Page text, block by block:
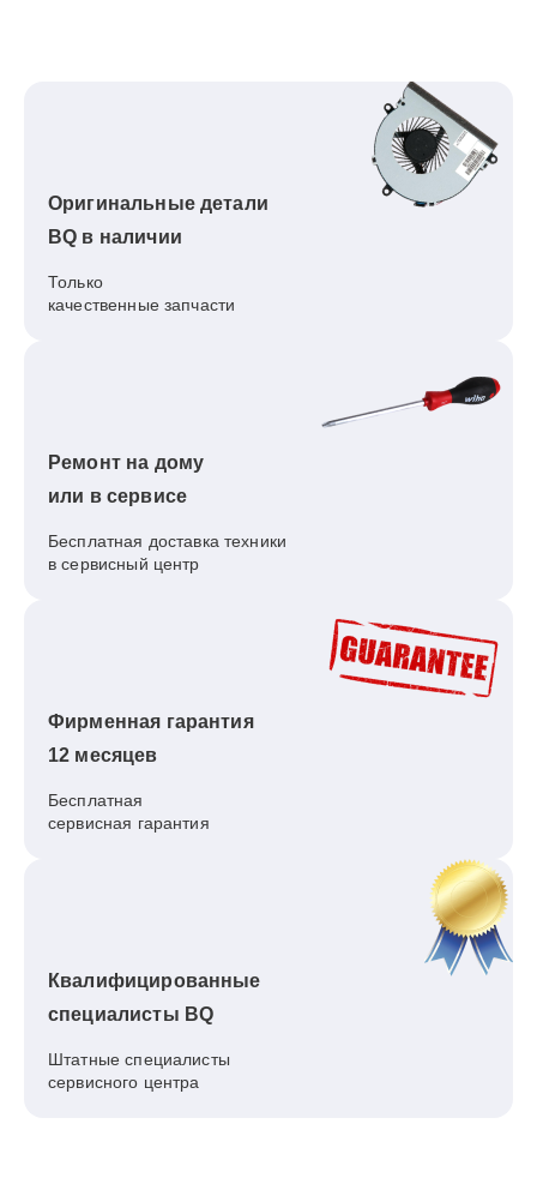
Оригинальные детали
BQ в наличии
Только
качественные запчасти
Ремонт на дому
или в сервисе
Бесплатная доставка техники
в сервисный центр
Фирменная гарантия
12 месяцев
Бесплатная
сервисная гарантия
Квалифицированные
специалисты BQ
Штатные специалисты
сервисного центра